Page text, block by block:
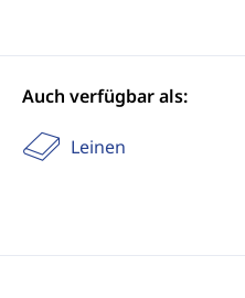
Auch verfügbar als:
Leinen